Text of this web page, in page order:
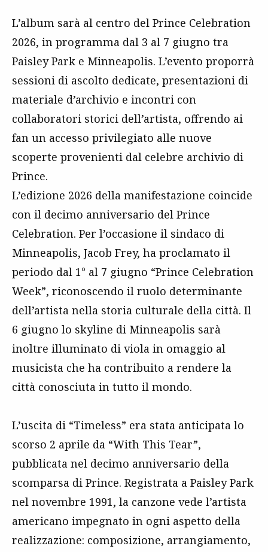
L’album sarà al centro del Prince Celebration
2026, in programma dal 3 al 7 giugno tra
Paisley Park e Minneapolis. L’evento proporrà
sessioni di ascolto dedicate, presentazioni di
materiale d’archivio e incontri con
collaboratori storici dell’artista, offrendo ai
fan un accesso privilegiato alle nuove
scoperte provenienti dal celebre archivio di
Prince.
L’edizione 2026 della manifestazione coincide
con il decimo anniversario del Prince
Celebration. Per l’occasione il sindaco di
Minneapolis, Jacob Frey, ha proclamato il
periodo dal 1° al 7 giugno “Prince Celebration
Week”, riconoscendo il ruolo determinante
dell’artista nella storia culturale della città. Il
6 giugno lo skyline di Minneapolis sarà
inoltre illuminato di viola in omaggio al
musicista che ha contribuito a rendere la
città conosciuta in tutto il mondo.
L’uscita di “Timeless” era stata anticipata lo
scorso 2 aprile da “With This Tear”,
pubblicata nel decimo anniversario della
scomparsa di Prince. Registrata a Paisley Park
nel novembre 1991, la canzone vede l’artista
americano impegnato in ogni aspetto della
realizzazione: composizione, arrangiamento,